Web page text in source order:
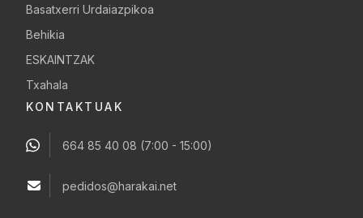
Basatxerri Urdaiazpikoa
Behikia
ESKAINTZAK
Txahala
KONTAKTUAK
664 85 40 08 (7:00 - 15:00)
pedidos@harakai.net